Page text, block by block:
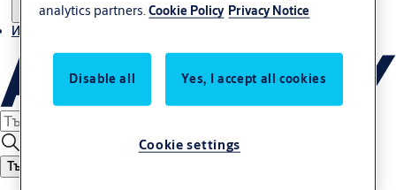
Истории
Търсене
analytics partners.Cookie Policy Privacy Notice
Disable all Yes, I accept all cookies
Cookie settings